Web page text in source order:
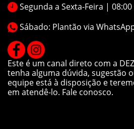
Segunda a Sexta-Feira | 08:00
Sábado: Plantão via
Este é um canal direto com a
tenha alguma dúvida, sugestão
equipe está à disposição e
em atendê-lo. Fale conosco.